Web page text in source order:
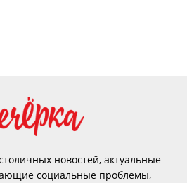
новостей, актуальные
социальные проблемы,